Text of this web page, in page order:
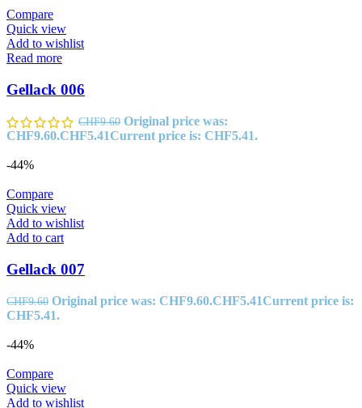
Compare
Quick view
Add to wishlist
Read more
Gellack 006
CHF9.60 Original price was:
CHF9.60.CHF5.41Current price is: CHF5.41.
-44%
Compare
Quick view
Add to wishlist
Add to cart
Gellack 007
CHF9.60 Original price was: CHF9.60.CHF5.41Current price is:
CHF5.41.
-44%
Compare
Quick view
Add to wishlist